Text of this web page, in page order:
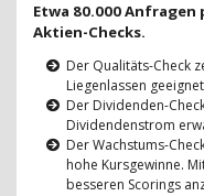
Etwa 80.000
Aktien-Checks.
Der Qualitäts-Check
Liegenlassen
Der Dividenden-
Dividendenstrom
Der Wachstums-
hohe Kursgewinne.
besseren Scorings